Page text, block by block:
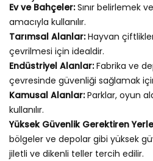
Ev ve Bahçeler:Sınır belirlemek
amacıyla kullanılır.
Tarımsal Alanlar:Hayvan
çevrilmesi için idealdir.
Endüstriyel Alanlar:Fabrika ve
çevresinde güvenliği sağlamak için
Kamusal Alanlar:Parklar, oyun
kullanılır.
Yüksek Güvenlik Gerektiren
bölgeler ve depolar gibi yüksek
jiletli ve dikenli teller tercih edilir.